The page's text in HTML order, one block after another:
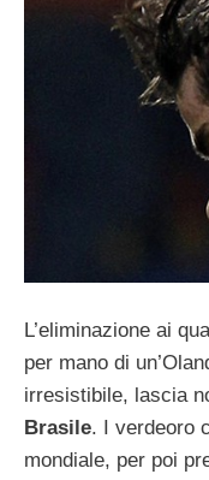
L’eliminazione ai
per mano di
irresistibile, lascia
Brasile. I verdeoro
mondiale, per poi